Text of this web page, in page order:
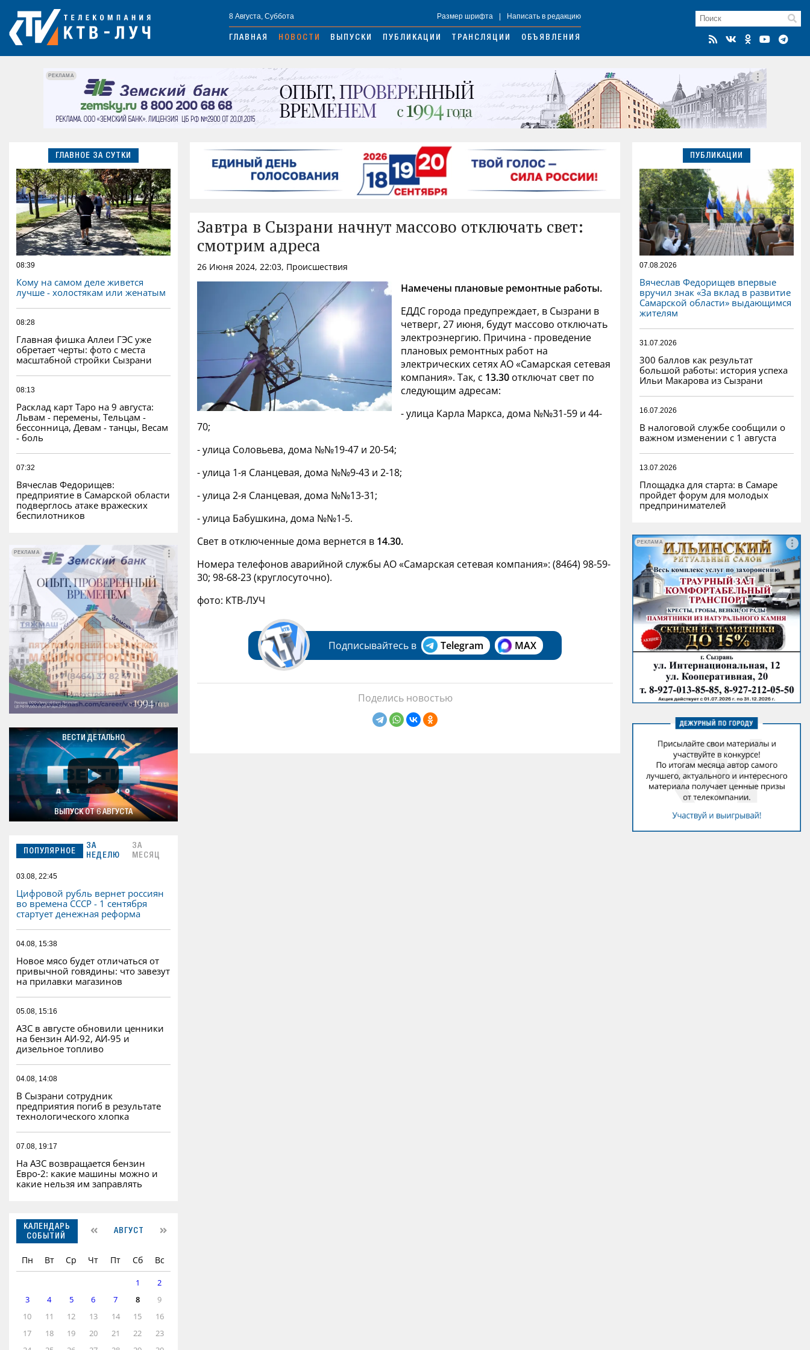
8 Августа, Суббота Размер шрифта Написать в редакцию
ГЛАВНАЯ НОВОСТИ ВЫПУСКИ ПУБЛИКАЦИИ ТРАНСЛЯЦИИ ОБЪЯВЛЕНИЯ
РЕКЛАМА
ГЛАВНОЕ ЗА СУТКИ
08:39
Кому на самом деле живется
лучше - холостякам или женатым
08:28
Главная фишка Аллеи ГЭС уже
обретает черты: фото с места
масштабной стройки Сызрани
08:13
Расклад карт Таро на 9 августа:
Львам - перемены, Тельцам -
бессонница, Девам - танцы, Весам
- боль
07:32
Вячеслав Федорищев:
предприятие в Самарской области
подверглось атаке вражеских
беспилотников
РЕКЛАМА
РЕКЛАМА
ВЕСТИ ДЕТАЛЬНО
ВЫПУСК ОТ 6 АВГУСТА
ПОПУЛЯРНОЕ
ЗА
НЕДЕЛЮ
ЗА
МЕСЯЦ
03.08, 22:45
Цифровой рубль вернет россиян
во времена СССР - 1 сентября
стартует денежная реформа
04.08, 15:38
Новое мясо будет отличаться от
привычной говядины: что завезут
на прилавки магазинов
05.08, 15:16
АЗС в августе обновили ценники
на бензин АИ-92, АИ-95 и
дизельное топливо
04.08, 14:08
В Сызрани сотрудник
предприятия погиб в результате
технологического хлопка
07.08, 19:17
На АЗС возвращается бензин
Евро‑2: какие машины можно и
какие нельзя им заправлять
КАЛЕНДАРЬ
СОБЫТИЙ
АВГУСТ
Пн Вт Ср Чт Пт Сб Вс
1
2
3
4 5 6 7 8
9
10
11 12 13 14 15
16
17
18 19 20 21 22
23
Завтра в Сызрани начнут массово отключать свет:
смотрим адреса
26 Июня 2024, 22:03, Происшествия
Намечены плановые ремонтные работы.
ЕДДС города предупреждает, в Сызрани в
четверг, 27 июня, будут массово отключать
электроэнергию. Причина - проведение
плановых ремонтных работ на
электрических сетях АО «Самарская сетевая
компания». Так, с 13.30 отключат свет по
следующим адресам:
- улица Карла Маркса, дома №№31-59 и 44-
70;
- улица Соловьева, дома №№19-47 и 20-54;
- улица 1-я Сланцевая, дома №№9-43 и 2-18;
- улица 2-я Сланцевая, дома №№13-31;
- улица Бабушкина, дома №№1-5.
Свет в отключенные дома вернется в 14.30.
Номера телефонов аварийной службы АО «Самарская сетевая компания»: (8464) 98-59-
30; 98-68-23 (круглосуточно).
фото: КТВ-ЛУЧ
Подписывайтесь в Telegram MAX
Поделись новостью
ПУБЛИКАЦИИ
07.08.2026
Вячеслав Федорищев впервые
вручил знак «За вклад в развитие
Самарской области» выдающимся
жителям
31.07.2026
300 баллов как результат
большой работы: история успеха
Ильи Макарова из Сызрани
16.07.2026
В налоговой службе сообщили о
важном изменении с 1 августа
13.07.2026
Площадка для старта: в Самаре
пройдет форум для молодых
предпринимателей
РЕКЛАМА